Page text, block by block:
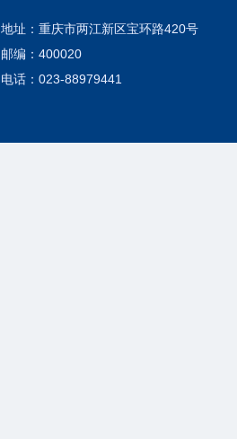
地址：重庆市两江新区宝环路420号
邮编：400020
电话：023-88979441